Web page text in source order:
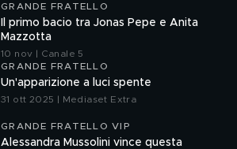
GRANDE FRATELLO
Il primo bacio tra Jonas Pepe e Anita
Mazzotta
10 nov | Canale 5
GRANDE FRATELLO
Un'apparizione a luci spente
31 ott 2025 | Mediaset Extra
GRANDE FRATELLO VIP
Alessandra Mussolini vince questa